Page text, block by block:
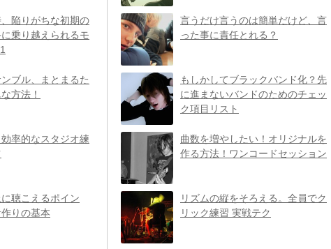
陥りがちな初期の
乗り越えられるモ
ブル、まとまるた
方法！
率的なスタジオ練
聴こえるポイン
りの基本
言うだけ言うのは簡単だけど、言
った事に責任とれる？
もしかしてブラックバンド化？先
に進まないバンドのためのチェッ
ク項目リスト
曲数を増やしたい！オリジナルを
作る方法！ワンコードセッション
リズムの縦をそろえる。全員でク
リック練習 実戦テク